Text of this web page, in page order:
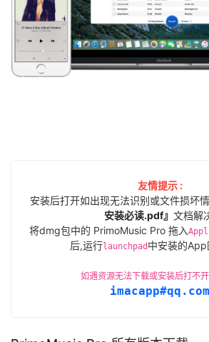
友情提示 :
安装后打开如出现无法识别或文件损坏
安装必读.pdf』 文档解
将dmg包中的 PrimoMusic Pro 拖入
后,运行launchpad 中安装的App
如遇资源无法下载或安装后打不
imacapp#qq.com